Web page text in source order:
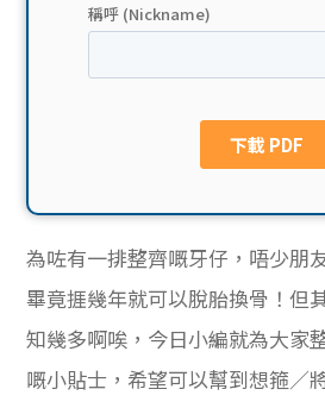
網上
私人
貸
計
校
Gui
理
Gui
為咗有一排整齊嘅牙仔，唔少朋
畢竟捱幾年就可以脫胎換骨！但
知幾多啊唉，今日小編就為大家
嘅小貼士，希望可以幫到想箍／